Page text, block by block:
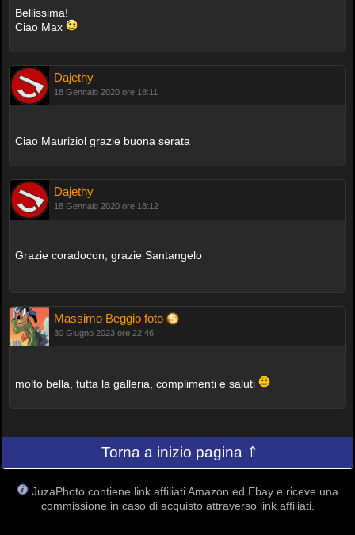
Bellissima!
Ciao Max
Dajethy
18 Gennaio 2020 ore 18:11
Ciao Mauriziol grazie buona serata
Dajethy
18 Gennaio 2020 ore 18:12
Grazie coradocon, grazie Santangelo
Massimo Beggio foto
30 Giugno 2023 ore 22:46
molto bella, tutta la galleria, complimenti e saluti
Torna a inizio pagina ⇑
JuzaPhoto contiene link affiliati Amazon ed Ebay e riceve una
commissione in caso di acquisto attraverso link affiliati.